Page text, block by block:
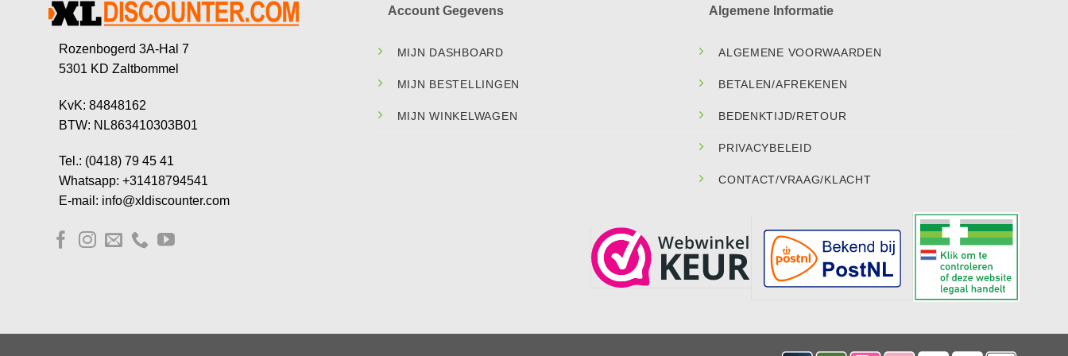
Rozenbogerd 3A-Hal 7
5301 KD Zaltbommel
KvK: 84848162
BTW: NL863410303B01
Tel.: (0418) 79 45 41
Whatsapp: +31418794541
E-mail: info@xldiscounter.com
Account Gegevens
MIJN DASHBOARD
MIJN BESTELLINGEN
MIJN WINKELWAGEN
Algemene Informatie
ALGEMENE VOORWAARDEN
BETALEN/AFREKENEN
BEDENKTIJD/RETOUR
PRIVACYBELEID
CONTACT/VRAAG/KLACHT